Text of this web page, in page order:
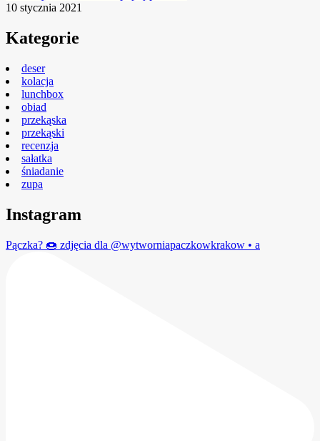
10 stycznia 2021
Kategorie
deser
kolacja
lunchbox
obiad
przekąska
przekąski
recenzja
sałatka
śniadanie
zupa
Instagram
Pączka? 🍩 zdjęcia dla @wytworniapaczkowkrakow • a